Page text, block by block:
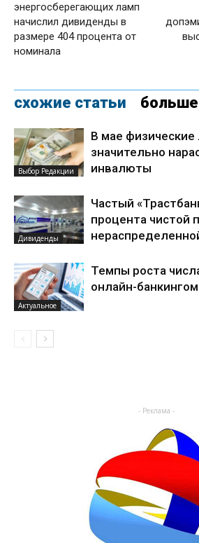
энергосберегающих ламп
начислил дивиденды в
размере 404 процента от
номинала
схожие статьи больше
Выбор Редакции
В мае физические
значительно
инвалюты
Дивиденды
Частый
процента чистой
Актуальное
Темпы роста
онлайн-
- Реклама -